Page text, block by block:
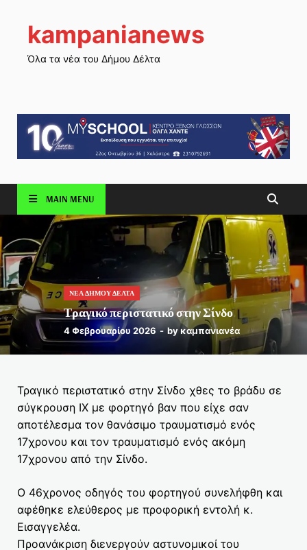
kampanianews
Όλα τα νέα του Δήμου Δέλτα
MAIN MENU
ΝΕΑ ΔΗΜΟΥ ΔΕΛΤΑ
Τραγικό περιστατικό στην Σίνδο
4 Φεβρουαρίου 2026- byκαμπανιανέα
Τραγικό περιστατικό στην Σίνδο χθες το βράδυ σε
σύγκρουση ΙΧ με φορτηγό βαν που είχε σαν
αποτέλεσμα τον θανάσιμο τραυματισμό ενός
17χρονου και τον τραυματισμό ενός ακόμη
17χρονου από την Σίνδο.
Ο 46χρονος οδηγός του φορτηγού συνελήφθη και
αφέθηκε ελεύθερος με προφορική εντολή κ.
Εισαγγελέα.
Προανάκριση διενεργούν αστυνομικοί του